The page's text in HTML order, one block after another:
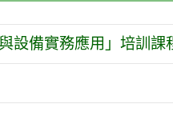
設備實務應用」培訓課